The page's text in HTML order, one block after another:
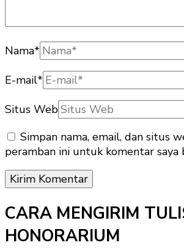
Nama*
E-mail*
Situs Web
Simpan nama, email, dan situs
peramban ini untuk komentar saya
CARA MENGIRIM
HONORARIUM